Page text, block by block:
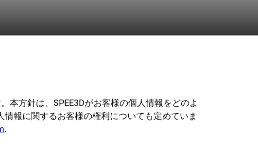
ュレータ
ト
イギリス、ロンドン
電話+44 (808) 196-2931
本方針は、SPEE3Dがお客様の個人情報をどのよ
報に関するお客様の権利についても定めていま
.